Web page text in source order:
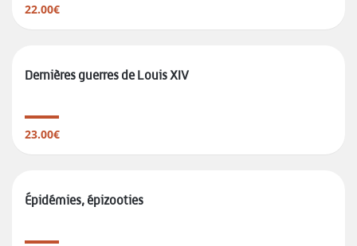
22.00€
Dernières guerres de Louis XIV
23.00€
Épidémies, épizooties